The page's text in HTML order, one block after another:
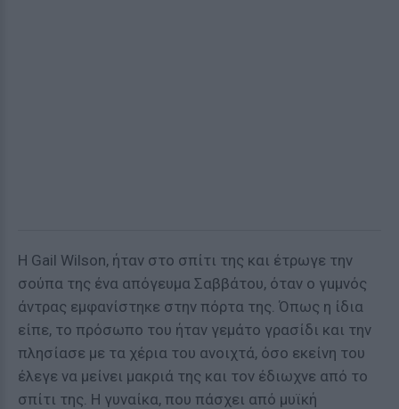
Η Gail Wilson, ήταν στο σπίτι της και έτρωγε την
σούπα της ένα απόγευμα Σαββάτου, όταν ο γuμνός
άντρας εμφανίστηκε στην πόρτα της. Όπως η ίδια
είπε, το πρόσωπο του ήταν γεμάτο γρασίδι και την
πλησίασε με τα χέρια του ανοιχτά, όσο εκείνη του
έλεγε να μείνει μακριά της και τον έδιωχνε από το
σπίτι της. Η γυναίκα, που πάσχει από μυϊκή